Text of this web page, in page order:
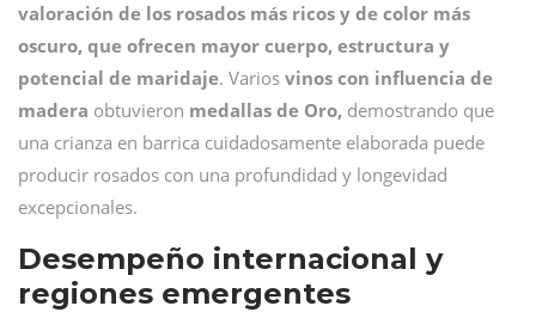
valoración de los rosados más ricos y de color más
oscuro, que ofrecen mayor cuerpo, estructura y
potencial de maridaje. Varios vinos con influencia de
madera obtuvieron medallas de Oro, demostrando que
una crianza en barrica cuidadosamente elaborada puede
producir rosados con una profundidad y longevidad
excepcionales.
Desempeño internacional y
regiones emergentes